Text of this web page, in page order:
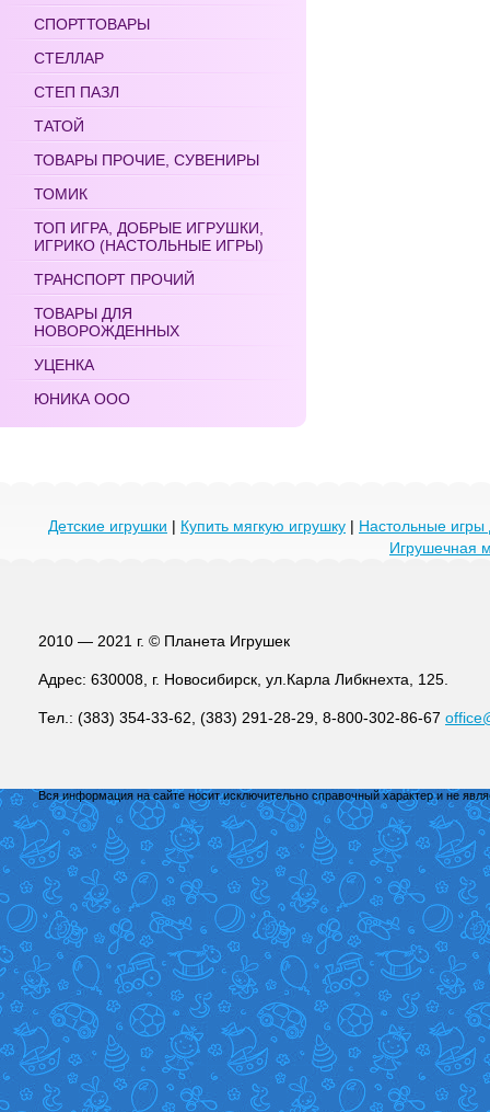
СПОРТТОВАРЫ
СТЕЛЛАР
СТЕП ПАЗЛ
ТАТОЙ
ТОВАРЫ ПРОЧИЕ, СУВЕНИРЫ
ТОМИК
ТОП ИГРА, ДОБРЫЕ ИГРУШКИ,
ИГРИКО (НАСТОЛЬНЫЕ ИГРЫ)
ТРАНСПОРТ ПРОЧИЙ
ТОВАРЫ ДЛЯ
НОВОРОЖДЕННЫХ
УЦЕНКА
ЮНИКА ООО
Детские игрушки | Купить мягкую игрушку | Настольные игры
Игрушечная
2010 — 2021 г. © Планета Игрушек
Адрес: 630008, г. Новосибирск, ул.Карла Либкнехта, 125.
Тел.: (383) 354-33-62, (383) 291-28-29, 8-800-302-86-67
Вся информация на сайте носит исключительно справочный характер и не